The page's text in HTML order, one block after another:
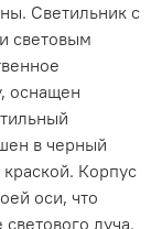
Светильник с
световым
оснащен
в черный
Корпус
оси, что
луча.